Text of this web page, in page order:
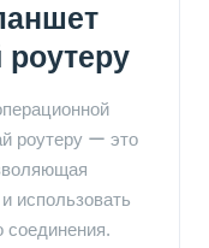
роутеру ー это
использовать
соединения.